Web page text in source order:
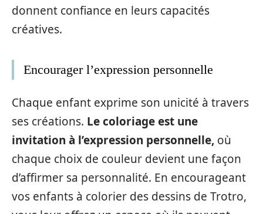
donnent confiance en leurs capacités
créatives.
Encourager l’expression personnelle
Chaque enfant exprime son unicité à travers
ses créations. Le coloriage est une
invitation à l’expression personnelle, où
chaque choix de couleur devient une façon
d’affirmer sa personnalité. En encourageant
vos enfants à colorier des dessins de Trotro,